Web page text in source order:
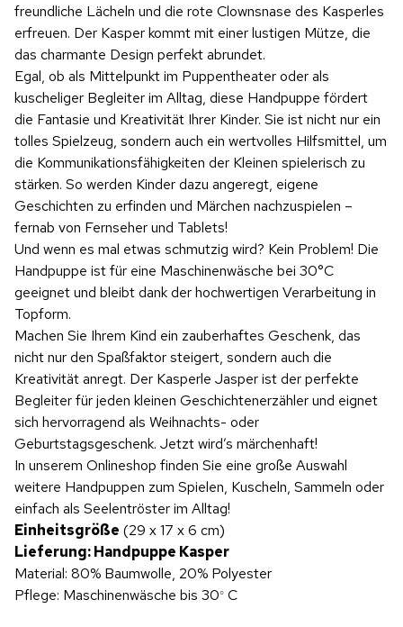
freundliche Lächeln und die rote Clownsnase des Kasperles
erfreuen. Der Kasper kommt mit einer lustigen Mütze, die
das charmante Design perfekt abrundet.
Egal, ob als Mittelpunkt im Puppentheater oder als
kuscheliger Begleiter im Alltag, diese Handpuppe fördert
die Fantasie und Kreativität Ihrer Kinder. Sie ist nicht nur ein
tolles Spielzeug, sondern auch ein wertvolles Hilfsmittel, um
die Kommunikationsfähigkeiten der Kleinen spielerisch zu
stärken. So werden Kinder dazu angeregt, eigene
Geschichten zu erfinden und Märchen nachzuspielen –
fernab von Fernseher und Tablets!
Und wenn es mal etwas schmutzig wird? Kein Problem! Die
Handpuppe ist für eine Maschinenwäsche bei 30°C
geeignet und bleibt dank der hochwertigen Verarbeitung in
Topform.
Machen Sie Ihrem Kind ein zauberhaftes Geschenk, das
nicht nur den Spaßfaktor steigert, sondern auch die
Kreativität anregt. Der Kasperle Jasper ist der perfekte
Begleiter für jeden kleinen Geschichtenerzähler und eignet
sich hervorragend als Weihnachts- oder
Geburtstagsgeschenk. Jetzt wird’s märchenhaft!
In unserem Onlineshop finden Sie eine große Auswahl
weitere Handpuppen zum Spielen, Kuscheln, Sammeln oder
einfach als Seelentröster im Alltag!
Einheitsgröße (29 x 17 x 6 cm)
Lieferung: Handpuppe Kasper
Material: 80% Baumwolle, 20% Polyester
Pflege: Maschinenwäsche bis 30° C